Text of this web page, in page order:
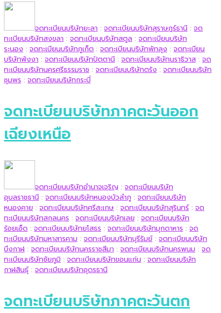
จดทะเบียนบริษัทยะลา : จดทะเบียนบริษัทสุราษฎร์ธานี : จด
ทะเบียนบริษัทสงขลา : จดทะเบียนบริษัทสตูล : จดทะเบียนบริษัท
ระนอง : จดทะเบียนบริษัทภูเก็ต : จดทะเบียนบริษัทพัทลุง : จดทะเบียน
บริษัทพังงา : จดทะเบียนบริษัทปัตตานี : จดทะเบียนบริษัทนราธิวาส : จด
ทะเบียนบริษัทนครศรีธรรมราช : จดทะเบียนบริษัทตรัง : จดทะเบียนบริษัท
ชุมพร : จดทะเบียนบริษัทกระบี่
จดทะเบียนบริษัทภาคตะวันออก
เฉียงเหนือ
จดทะเบียนบริษัทอำนาจเจริญ : จดทะเบียนบริษัท
อุบลราชธานี : จดทะเบียนบริษัทหนองบัวลำภู : จดทะเบียนบริษัท
หนองคาย : จดทะเบียนบริษัทศรีสะเกษ : จดทะเบียนบริษัทสุรินทร์: จด
ทะเบียนบริษัทสกลนคร : จดทะเบียนบริษัทเลย : จดทะเบียนบริษัท
ร้อยเอ็ด : จดทะเบียนบริษัทยโสธร : จดทะเบียนบริษัทมุกดาหาร : จด
ทะเบียนบริษัทมหาสารคาม : จดทะเบียนบริษัทบุรีรัมย์: จดทะเบียนบริษัท
บึงกาฬ : จดทะเบียนบริษัทนครราชสีมา : จดทะเบียนบริษัทนครพนม : จด
ทะเบียนบริษัทชัยภูมิ : จดทะเบียนบริษัทขอนแก่น : จดทะเบียนบริษัท
กาฬสินธุ์: จดทะเบียนบริษัทอุดรธานี
จดทะเบียนบริษัทภาคตะวันตก